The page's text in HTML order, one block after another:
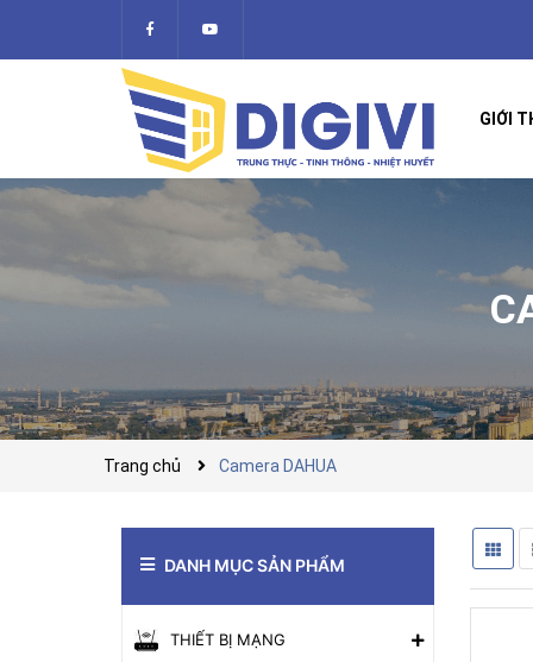
GIỚI
Trang chủ Camera DAHUA
DANH MỤC SẢN PHẨM
THIẾT BỊ MẠNG